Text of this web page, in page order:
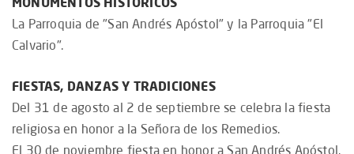
MONUMENTOS HISTÓRICOS
La Parroquia de "San Andrés Apóstol" y la Parroquia "El
Calvario".
FIESTAS, DANZAS Y TRADICIONES
Del 31 de agosto al 2 de septiembre se celebra la fiesta
religiosa en honor a la Señora de los Remedios.
El 30 de noviembre fiesta en honor a San Andrés Apóstol.